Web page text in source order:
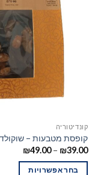
קונדיטוריה
קופסת מטבעות –
₪39.00
–
₪49.00
בחר אפשרויות